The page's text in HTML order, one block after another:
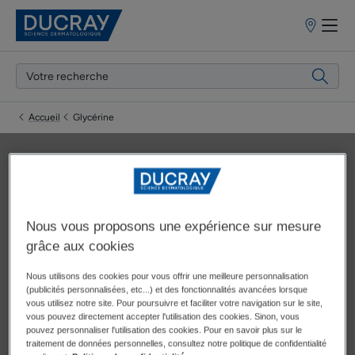
Points
vente
Accueil Glycérine
Glycérine
Mise à jour le15/01/24, approuvé parnos experts médicaux
DUCRAY.
Nous vous proposons une expérience sur mesure
grâce aux cookies
Nous utilisons des cookies pour vous offrir une meilleure personnalisation
(publicités personnalisées, etc...) et des fonctionnalités avancées lorsque
vous utilisez notre site. Pour poursuivre et faciliter votre navigation sur le site,
vous pouvez directement accepter l'utilisation des cookies. Sinon, vous
pouvez personnaliser l'utilisation des cookies. Pour en savoir plus sur le
traitement de données personnelles, consultez notre politique de confidentialité